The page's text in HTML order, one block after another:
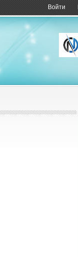
Войти